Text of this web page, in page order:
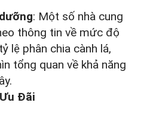
: Một số nhà cung
thông tin về mức độ
lệ phân chia cành lá,
tổng quan về khả năng
Đãi